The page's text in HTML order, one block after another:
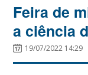
Feira de
a ciência
19/07/2022 14:29